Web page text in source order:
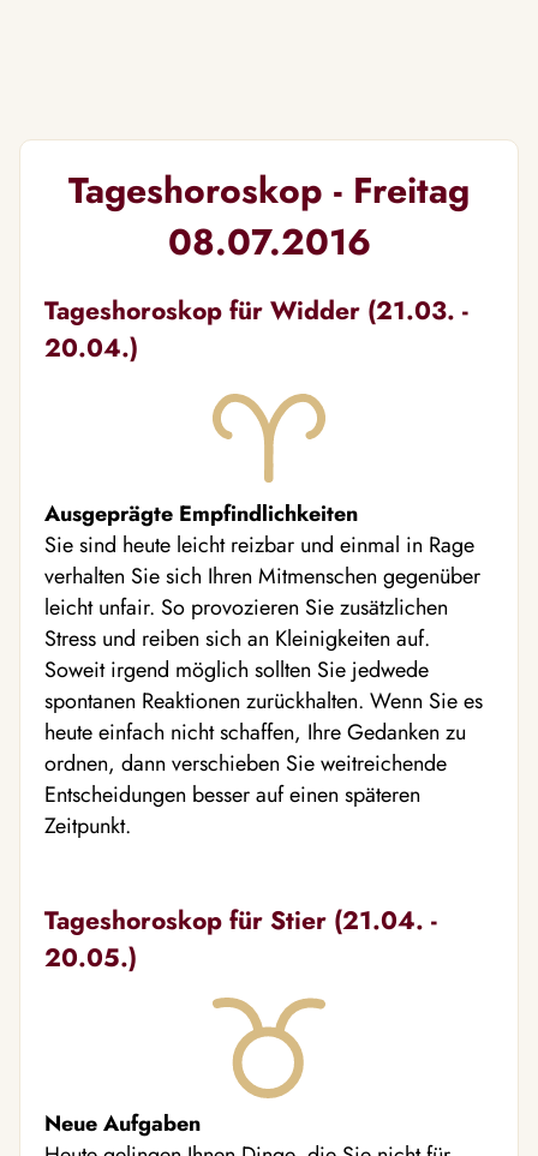
Tageshoroskop - Freitag
08.07.2016
Tageshoroskop für Widder (21.03. -
20.04.)
Ausgeprägte Empfindlichkeiten
Sie sind heute leicht reizbar und einmal in Rage
verhalten Sie sich Ihren Mitmenschen gegenüber
leicht unfair. So provozieren Sie zusätzlichen
Stress und reiben sich an Kleinigkeiten auf.
Soweit irgend möglich sollten Sie jedwede
spontanen Reaktionen zurückhalten. Wenn Sie es
heute einfach nicht schaffen, Ihre Gedanken zu
ordnen, dann verschieben Sie weitreichende
Entscheidungen besser auf einen späteren
Zeitpunkt.
Tageshoroskop für Stier (21.04. -
20.05.)
Neue Aufgaben